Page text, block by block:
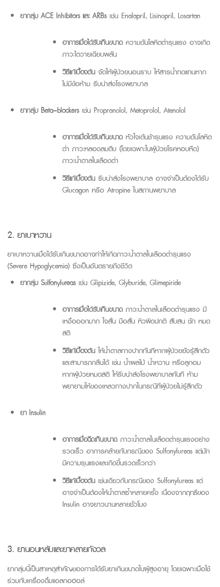
ยากลุ่ม ACE Inhibitorsและ ARBsเช่น Enalapril, Lisinopril, Losartan
อาการเมื่อได้รับเกินขนาด ความดันโลหิตต่ำรุนแรง อาจเกิด
ภาวะไตวายเฉียบพลัน
วิธีแก้เบื้องต้น จัดให้ผู้ป่วยนอนราบ ให้สารน้ำทดแทนหาก
ไม่มีข้อห้าม รีบนำส่งโรงพยาบาล
ยากลุ่ม Beta–blockersเช่น Propranolol, Metoprolol, Atenolol
อาการเมื่อได้รับเกินขนาด หัวใจเต้นช้ารุนแรง ความดันโลหิต
ต่ำ ภาวะหลอดลมตีบ (โดยเฉพาะในผู้ป่วยโรคหอบหืด)
ภาวะน้ำตาลในเลือดต่ำ
วิธีแก้เบื้องต้น รีบนำส่งโรงพยาบาล อาจจำเป็นต้องได้รับ
Glucagon หรือ Atropineในสถานพยาบาล
2. ยาเบาหวาน
ยาเบาหวานเมื่อได้รับเกินขนาดอาจทำให้เกิดภาวะน้ำตาลในเลือดต่ำรุนแรง
(Severe Hypoglycemia) ซึ่งเป็นอันตรายถึงชีวิต
ยากลุ่ม Sulfonylureasเช่น Glipizide, Glyburide, Glimepiride
อาการเมื่อได้รับเกินขนาด ภาวะน้ำตาลในเลือดต่ำรุนแรง มี
เหงื่อออกมาก ใจสั่น มือสั่น หิวผิดปกติ สับสน ชัก หมด
สติ
วิธีแก้เบื้องต้น ให้น้ำตาลทางปากทันทีหากผู้ป่วยยังรู้สึกตัว
และสามารถกลืนได้ เช่น น้ำผลไม้ น้ำหวาน หรือลูกอม
หากผู้ป่วยหมดสติ ให้รีบนำส่งโรงพยาบาลทันที ห้าม
พยายามให้ของเหลวทางปากในกรณีที่ผู้ป่วยไม่รู้สึกตัว
ยา Insulin
อาการเมื่อฉีดเกินขนาด ภาวะน้ำตาลในเลือดต่ำรุนแรงอย่าง
รวดเร็ว อาการคล้ายกับกรณีของ Sulfonylureas แต่มัก
มีความรุนแรงและเกิดขึ้นรวดเร็วกว่า
วิธีแก้เบื้องต้น เช่นเดียวกับกรณีของ Sulfonylureas แต่
อาจจำเป็นต้องให้น้ำตาลซ้ำหลายครั้ง เนื่องจากฤทธิ์ของ
Insulin อาจยาวนานหลายชั่วโมง
3. ยานอนหลับและยาคลายกังวล
ยากลุ่มนี้เป็นสาเหตุสำคัญของการได้รับยาเกินขนาดในผู้สูงอายุ โดยเฉพาะเมื่อใช้
ร่วมกับเครื่องดื่มแอลกอฮอล์